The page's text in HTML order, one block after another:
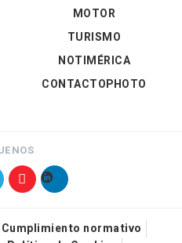
MOTOR
TURISMO
NOTIMÉRICA
CONTACTOPHOTO
Cumplimiento normativo